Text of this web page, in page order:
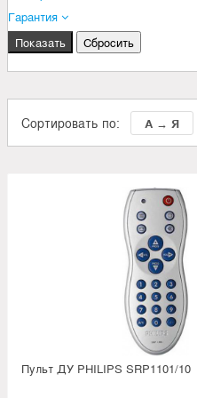
Гарантия
Сортировать по: А → Я
Пульт ДУ PHILIPS SRP1101/10